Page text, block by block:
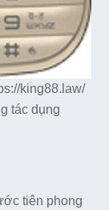
king88.law/
tác dụng
tiên phong